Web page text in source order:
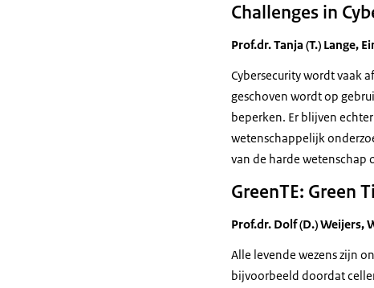
Challenges in
Prof.dr. Tanja (T.) Lange,
Cybersecuritywordt vaak
geschoven wordt op
beperken. Er blijven
wetenschappelijk
van de harde wetenschap
GreenTE: Green
Prof.dr. Dolf (D.) Weijers,
Alle levende wezens zijn
bijvoorbeeld doordat